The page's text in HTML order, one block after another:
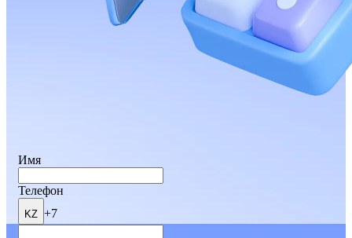
Имя
Телефон
KZ +7